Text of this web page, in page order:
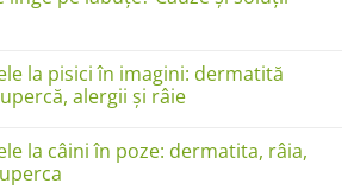
la pisici în imagini: dermatită
alergii și râie
la câini în poze: dermatita, râia,